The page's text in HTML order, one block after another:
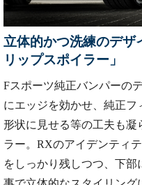
立体的かつ洗練のデ
リップスポイラー」
Fスポーツ純正バンパーの
にエッジを効かせ、純正フ
形状に見せる等の工夫も凝
ラー。RXのアイデンティ
をしっかり残しつつ、下部